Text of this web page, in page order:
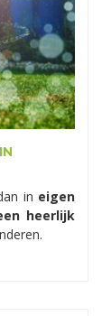
in eigen
heerlijk